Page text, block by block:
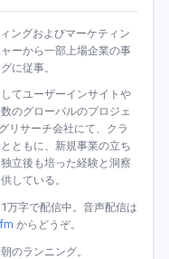
ングおよびマーケティン
ーから一部上場企業の事
に従事。
てユーザーインサイトや
のグローバルのプロジェ
リサーチ会社にて、クラ
ともに、新規事業の立ち
立後も培った経験と洞察
している。
万字で配信中。音声配信は
からどうぞ。
のランニング。